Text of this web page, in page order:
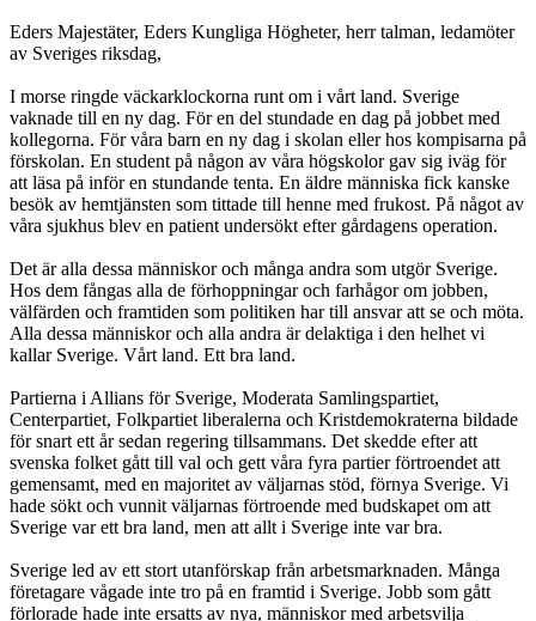
Eders Majestäter, Eders Kungliga Högheter, herr talman, ledamöter
av Sveriges riksdag,
I morse ringde väckarklockorna runt om i vårt land. Sverige
vaknade till en ny dag. För en del stundade en dag på jobbet med
kollegorna. För våra barn en ny dag i skolan eller hos kompisarna på
förskolan. En student på någon av våra högskolor gav sig iväg för
att läsa på inför en stundande tenta. En äldre människa fick kanske
besök av hemtjänsten som tittade till henne med frukost. På något av
våra sjukhus blev en patient undersökt efter gårdagens operation.
Det är alla dessa människor och många andra som utgör Sverige.
Hos dem fångas alla de förhoppningar och farhågor om jobben,
välfärden och framtiden som politiken har till ansvar att se och möta.
Alla dessa människor och alla andra är delaktiga i den helhet vi
kallar Sverige. Vårt land. Ett bra land.
Partierna i Allians för Sverige, Moderata Samlingspartiet,
Centerpartiet, Folkpartiet liberalerna och Kristdemokraterna bildade
för snart ett år sedan regering tillsammans. Det skedde efter att
svenska folket gått till val och gett våra fyra partier förtroendet att
gemensamt, med en majoritet av väljarnas stöd, förnya Sverige. Vi
hade sökt och vunnit väljarnas förtroende med budskapet om att
Sverige var ett bra land, men att allt i Sverige inte var bra.
Sverige led av ett stort utanförskap från arbetsmarknaden. Många
företagare vågade inte tro på en framtid i Sverige. Jobb som gått
förlorade hade inte ersatts av nya, människor med arbetsvilja